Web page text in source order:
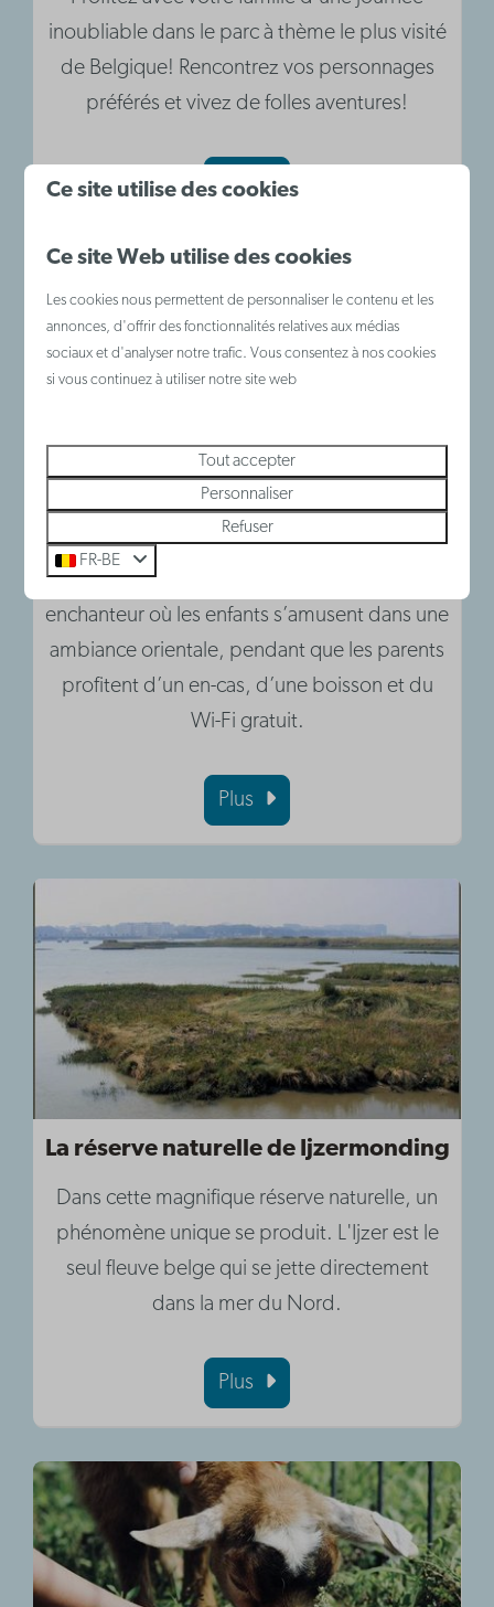
inoubliable dans le parc à thème le plus visité
de Belgique! Rencontrez vos personnages
préférés et vivez de folles aventures!
Plus
De Wonderlamp
La Wonderlamp est un paradis de jeu
enchanteur où les enfants s’amusent dans une
ambiance orientale, pendant que les parents
profitent d’un en-cas, d’une boisson et du
Wi-Fi gratuit.
Plus
La réserve naturelle de Ijzermonding
Dans cette magnifique réserve naturelle, un
phénomène unique se produit. L'Ijzer est le
seul fleuve belge qui se jette directement
dans la mer du Nord.
Plus
Ce site utilise des cookies
Ce site Web utilise des cookies
Les cookies nous permettent de personnaliser le contenu et les
annonces, d'offrir des fonctionnalités relatives aux médias
sociaux et d'analyser notre trafic. Vous consentez à nos cookies
si vous continuez à utiliser notre site web
Tout accepter
Personnaliser
Refuser
FR-BE